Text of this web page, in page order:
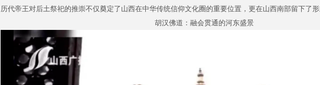
历代帝王对后土祭祀的推崇不仅奠定了山西在中华传统信仰文化圈的重要位置，更在山西南部留下了形
胡汉佛道：融会贯通的河东盛景